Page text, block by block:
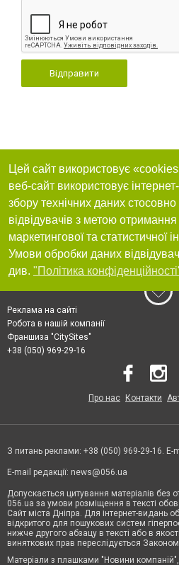
Відправити
Цей сайт використовує
веб-сайт використовує
збору технічних даних стосовно
відвідувачів з метою отримання
маркетингової та статистичної
Умови обробки даних
див. "Політика
Реклама на сайті
Робота в нашій компанії
Франшиза "CitySites"
+38 (050) 969-29-16
Про нас Контакти
З питань реклами: +38 (050) 969-29-16. E-
E-mail редакції: news@056.ua
Допускається цитування матеріалів без
056.ua за умови розміщення в тексті
Сайт міста Дніпра. Для інтернет-видань
відкритого для пошукових систем
нижче другого абзацу в тексті або в
виняткових прав переслідується
Матеріали з плашками "Новини